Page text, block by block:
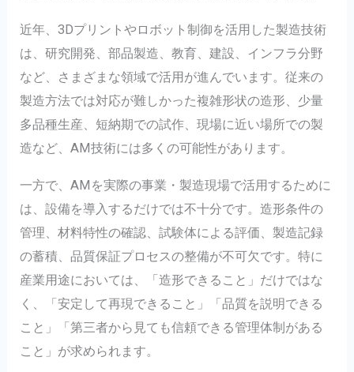
近年、3Dプリントやロボット制御を活用した製造技術
は、研究開発、部品製造、教育、建設、インフラ分野
など、さまざまな領域で活用が進んでいます。従来の
製造方法では対応が難しかった複雑形状の造形、少量
多品種生産、短納期での試作、現場に近い場所での製
造など、AM技術には多くの可能性があります。
一方で、AMを実際の事業・製造現場で活用するために
は、設備を導入するだけでは不十分です。造形条件の
管理、材料特性の確認、試験体による評価、製造記録
の蓄積、品質保証プロセスの整備が不可欠です。特に
産業用途においては、「造形できること」だけではな
く、「安定して再現できること」「品質を説明できる
こと」「第三者から見ても信頼できる管理体制がある
こと」が求められます。